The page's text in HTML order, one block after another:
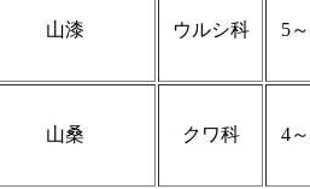
山漆 ウルシ科 5
山桑 クワ科 4